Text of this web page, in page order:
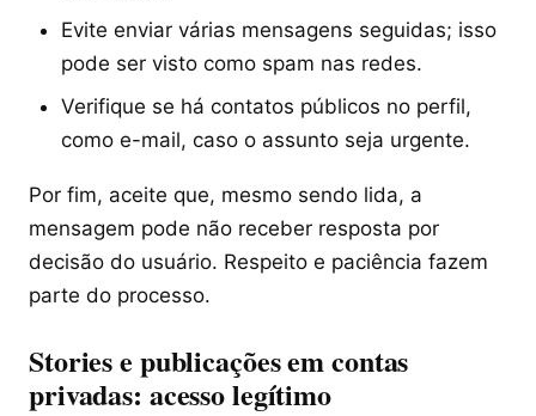
Evite enviar várias mensagens seguidas; isso
pode ser visto como spam nas redes.
Verifique se há contatos públicos no perfil,
como e-mail, caso o assunto seja urgente.
Por fim, aceite que, mesmo sendo lida, a
mensagem pode não receber resposta por
decisão do usuário. Respeito e paciência fazem
parte do processo.
Stories e publicações em contas
privadas: acesso legítimo